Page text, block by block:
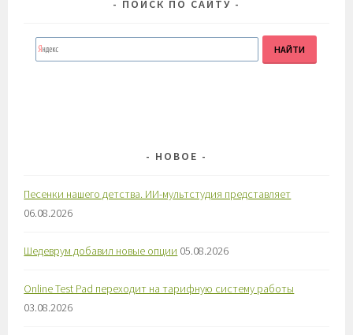
ПОИСК ПО САЙТУ
НОВОЕ
Песенки нашего детства. ИИ-мультстудия представляет
06.08.2026
Шедеврум добавил новые опции 05.08.2026
Online Test Pad переходит на тарифную систему работы
03.08.2026